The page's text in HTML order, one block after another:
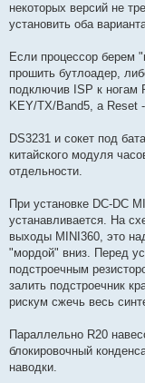
некоторых версий не
установить оба
Если процессор берем
прошить бутлоадер,
подключив ISP к ногам
KEY/TX/Band5, а Reset
DS3231 и сокет под
китайского модуля
отдельности.
При установке DC-DC
устанавливается. На
выходы MINI360, это
"мордой" вниз. Перед
подстроечным
залить подстроечник
рискум сжечь весь
Параллельно R20
блокировочный
наводки.